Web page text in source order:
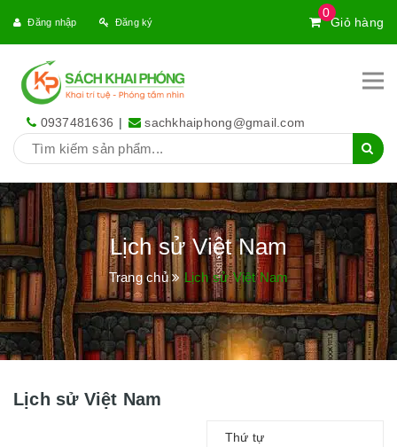
0
Giỏ hàng
Đăng nhập Đăng ký
0937481636 | sachkhaiphong@gmail.com
Lịch sử Việt Nam
Trang chủ Lịch sử Việt Nam
Lịch sử Việt Nam
Thứ tự